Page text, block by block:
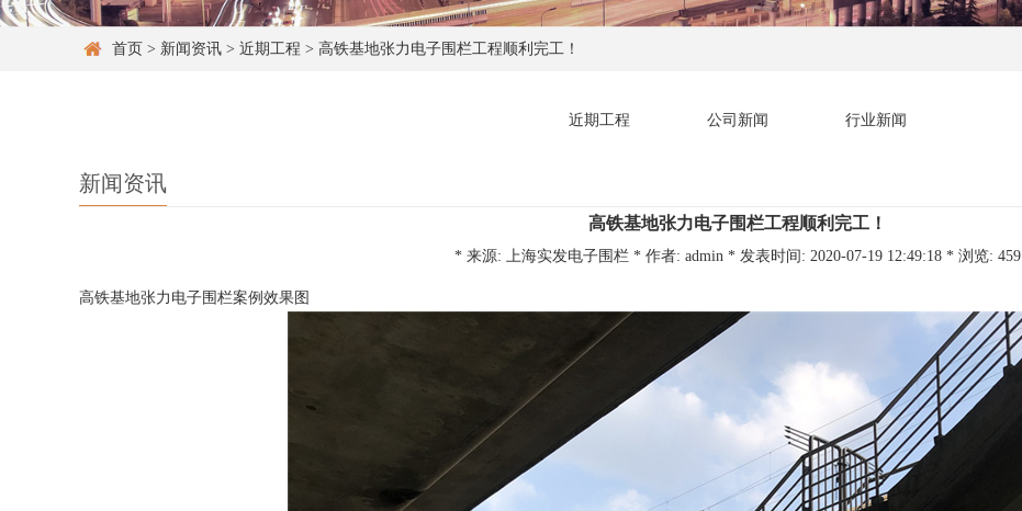
首页 > 新闻资讯 > 近期工程 > 高铁基地张力电子围栏工程顺利完工！
近期工程 公司新闻 行业新闻
新闻资讯
高铁基地张力电子围栏工程顺利完工！
* 来源: 上海实发电子围栏 * 作者: admin * 发表时间: 2020-07-19 12:49:18 * 浏览: 459
高铁基地张力电子围栏案例效果图